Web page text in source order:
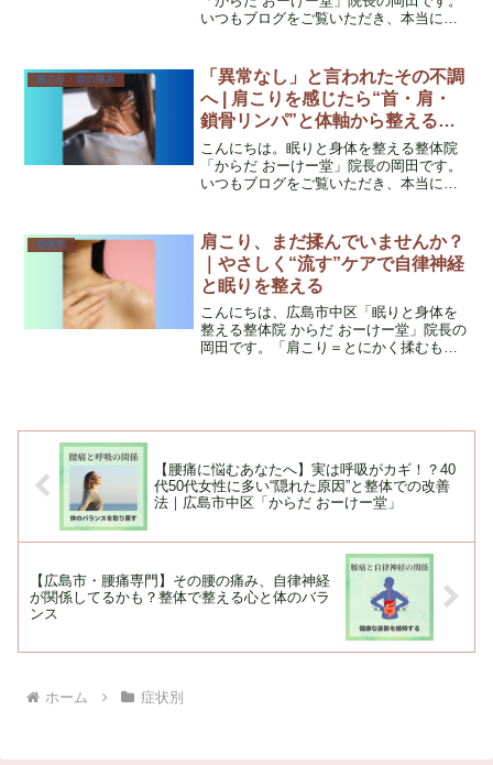
いつもブログをご覧いただき、本当にあ
方の痛みや不調と向き合ってきました。
そして現在は、整体師...
肩こり・首の痛み
「異常なし」と言われたその不調
へ | 肩こりを感じたら“首・肩・
鎖骨リンパ”と体軸から整える整
体という選択
こんにちは。眠りと身体を整える整体院
「からだ おーけー堂」院長の岡田です。
いつもブログをご覧いただき、本当にあ
方の体と心に向き合ってきました。その
中で特に多かったのが...
症状別
肩こり、まだ揉んでいませんか？
｜やさしく“流す”ケアで自律神経
と眠りを整える
こんにちは、広島市中区「眠りと身体を
整える整体院 からだ おーけー堂」院長の
岡田です。「肩こり＝とにかく揉むも
【腰痛に悩むあなたへ】実は呼吸がカギ！？40
代50代女性に多い“隠れた原因”と整体での改善
法｜広島市中区「からだ おーけー堂」
【広島市・腰痛専門】その腰の痛み、自律神経
が関係してるかも？整体で整える心と体のバラ
ンス
ホーム 症状別